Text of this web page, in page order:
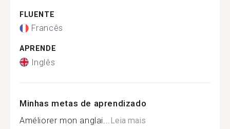
FLUENTE
Francês
APRENDE
Inglês
Minhas metas de aprendizado
Améliorer mon anglai... Leia mais